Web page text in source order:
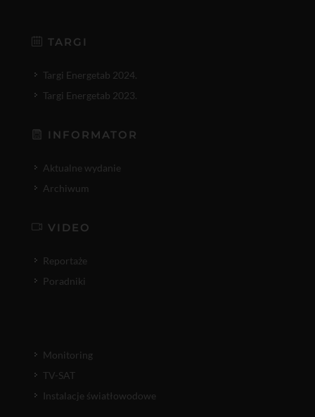
TARGI
Targi Energetab 2024.
Targi Energetab 2023.
INFORMATOR
Aktualne wydanie
Archiwum
VIDEO
Reportaże
Poradniki
Monitoring
TV-SAT
Instalacje światłowodowe